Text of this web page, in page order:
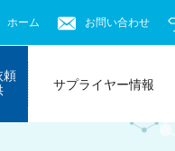
ホーム お問い合わせ
頼
サプライヤー情報